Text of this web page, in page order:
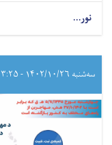
نور...
سه‌شنبه ۱۴۰۲/۱۰/۲۶ - ۲۳:۲۵